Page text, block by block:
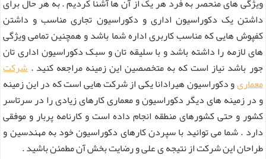
ویژگی های منحصر به فرد هر یک از آن ها آشنا کردیم . به هر حال برای
داشتن یک دکوراسیون اداری و دکوراسیون تجاری مناسب و داشتن
کفپوش هایی که مناسب کاربری اداره شما باشد و همچنین تمامی ویژگی
های لازمه را داشته باشد و با سلیقه تان و سبک دکوراسیون اداری تان
جور باشد نیاز است که به متخصصین این زمینه مراجعه کنید .شرکت
معماریو دکوراسیون هیرادانا یکی از شرکت هایی است که در این زمینه
و در زمینه های دیگر دکوراسیون و معماری کارهای زیادی را در سرتاسر
کشور و حتی کشورهای منطقه انجام داده است و کارنامه پربار و موفقی
دارد . شما می توانید با سپردن کارهای دکوراسیون خود به مهندسین و
طراحان این شرکت از نتیجه ی علی و رضایت بخش آن مطمئن باشید .